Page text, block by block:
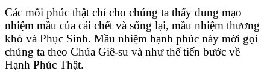
Các mối phúc thật chỉ cho chúng ta thấy dung mạo
nhiệm mầu của cái chết và sống lại, mầu nhiệm thương
khó và Phục Sinh. Mầu nhiệm hạnh phúc này mời gọi
chúng ta theo Chúa Giê-su và như thế tiến bước về
Hạnh Phúc Thật.